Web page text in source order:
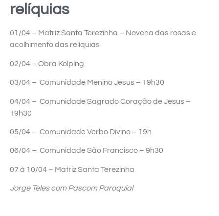
relíquias
01/04 – Matriz Santa Terezinha – Novena das rosas e
acolhimento das relíquias
02/04 – Obra Kolping
03/04 – Comunidade Menino Jesus – 19h30
04/04 – Comunidade Sagrado Coração de Jesus –
19h30
05/04 – Comunidade Verbo Divino – 19h
06/04 – Comunidade São Francisco – 9h30
07 à 10/04 – Matriz Santa Terezinha
Jorge Teles com Pascom Paroquial